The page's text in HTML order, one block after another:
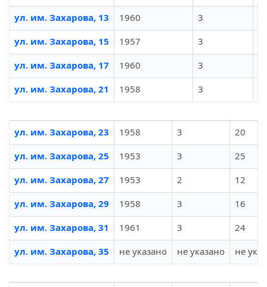
ул. им. Захарова, 13
1960 3
ул. им. Захарова, 15
1957 3
ул. им. Захарова, 17
1960 3
ул. им. Захарова, 21
1958 3
ул. им. Захарова, 23 1958 3
20
ул. им. Захарова, 25
1953 3
25
ул. им. Захарова, 27
1953 2
12
ул. им. Захарова, 29
1958 3
16
ул. им. Захарова, 31
1961 3
24
ул. им. Захарова, 35
не указано не указано не